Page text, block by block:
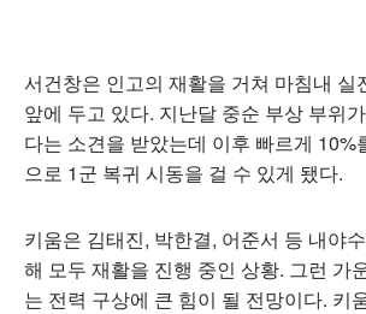
서건창은 인고의 재활을 거쳐 마침내 실
앞에 두고 있다. 지난달 중순 부상 부위
다는 소견을 받았는데 이후 빠르게 10%
으로 1군 복귀 시동을 걸 수 있게 됐다.
키움은 김태진, 박한결, 어준서 등 내야
해 모두 재활을 진행 중인 상황. 그런 가
는 전력 구상에 큰 힘이 될 전망이다. 키